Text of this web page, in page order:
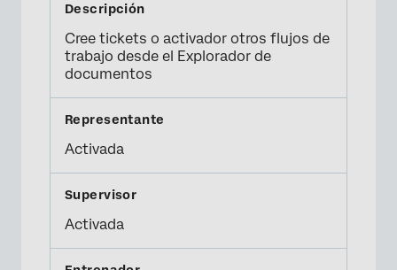
Cree tickets o activador otros flujos de
trabajo desde el Explorador de
documentos
Activada
Activada